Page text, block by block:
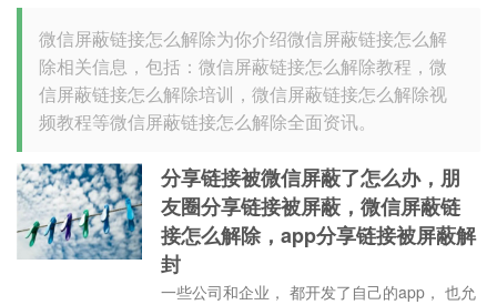
微信屏蔽链接怎么解除为你介绍微信屏蔽链接怎么解
除相关信息，包括：微信屏蔽链接怎么解除教程，微
信屏蔽链接怎么解除培训，微信屏蔽链接怎么解除视
频教程等微信屏蔽链接怎么解除全面资讯。
分享链接被微信屏蔽了怎么办，朋
友圈分享链接被屏蔽，微信屏蔽链
接怎么解除，app分享链接被屏蔽解
封
一些公司和企业， 都开发了自己的app， 也允